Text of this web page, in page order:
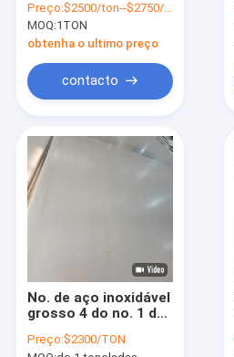
Comprimento ± 0,02
mm Tolerância
Preço:$2500/ton--$2750/ton
MOQ:1TON
obtenha o ultimo preço
contacto
No. de aço inoxidável
grosso 4 do no. 1 da
310S 316ti de AISI
Preço:$2300/TON